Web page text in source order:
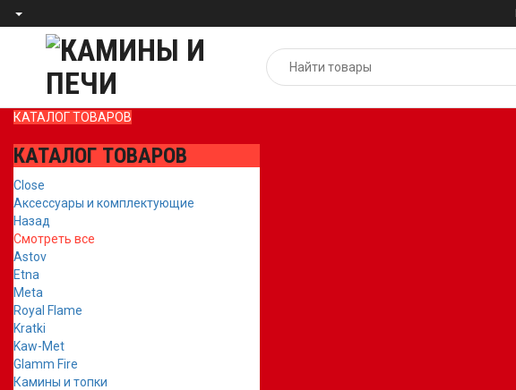
КАТАЛОГ ТОВАРОВ
КАТАЛОГ ТОВАРОВ
Close
Аксессуары и комплектующие
Назад
Смотреть все
Astov
Etna
Meta
Royal Flame
Kratki
Kaw-Met
Glamm Fire
Камины и топки